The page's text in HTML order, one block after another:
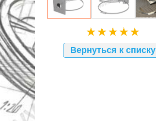
Вернуться к списку